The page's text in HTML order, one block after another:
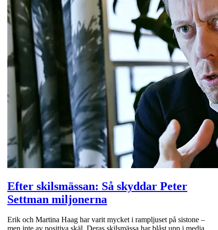
Efter skilsmässan: Så skyddar Peter
Settman miljonerna
Erik och Martina Haag har varit mycket i rampljuset på sistone –